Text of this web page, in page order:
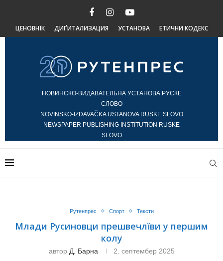
ЦЕНОВНЇК ДИҐИТАЛИЗАЦИЯ УСТАНОВА ЕТИЧНИ КОДЕКС
НОВИНСКО-ВИДАВАТЕЛЬНА УСТАНОВА РУСКЕ
СЛОВО
NOVINSKO-IZDAVAČKA USTANOVA RUSKE SLOVO
NEWSPAPER PUBLISHING INSTITUTION RUSKE
SLOVO
Рутенпрес Спорт Тексти
Млади Русиновци прешвечлїви у першим
колу
автор Д. Барна 2. септембер 2025